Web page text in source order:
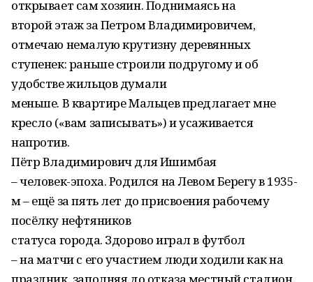
открывает сам хозяин. Поднимаясь на
второй этаж за Петром Владимировичем,
отмечаю немалую крутизну деревянных
ступенек: раньше строили подругому и об
удобстве жильцов думали
меньше. В квартире Мальцев предлагает мне
кресло («вам записывать») и усаживается
напротив.
Пётр Владимирович для Ишимбая
– человек-эпоха. Родился на Левом Берегу в 1935-
м – ещё за пять лет до присвоения рабочему
посёлку нефтяников
статуса города. Здорово играл в футбол
– на матчи с его участием люди ходили как на